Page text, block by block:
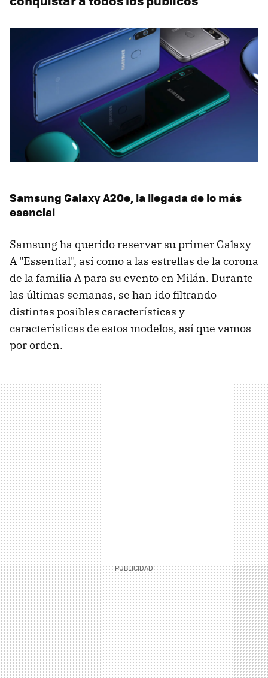
Samsung Galaxy A20e, la llegada de lo más
esencial
Samsung ha querido reservar su primer Galaxy
A "Essential", así como a las estrellas de la corona
de la familia A para su evento en Milán. Durante
las últimas semanas, se han ido filtrando
distintas posibles características y
características de estos modelos, así que vamos
por orden.